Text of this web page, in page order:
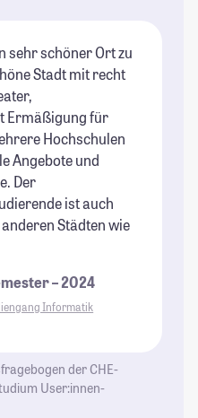
sehr schöner Ort zu
Stadt mit recht
Ermäßigung für
Hochschulen
Angebote und
Der
ist auch
Städten wie
– 2024
Informatik
der CHE-
User:innen-